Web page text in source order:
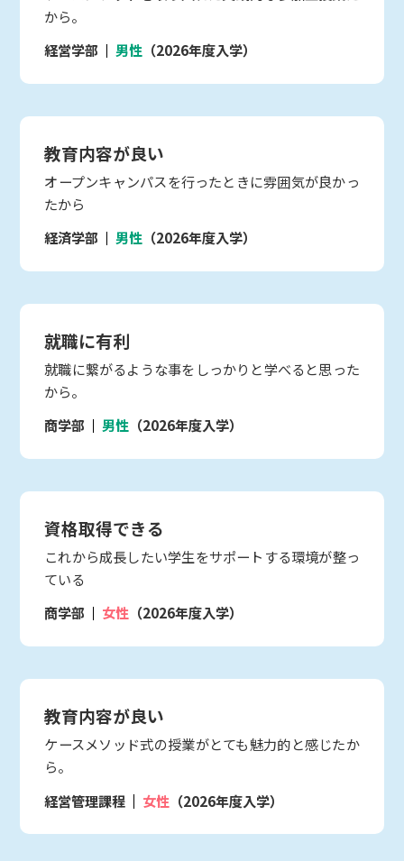
から。
経営学部
男性 （2026年度入学）
教育内容が良い
オープンキャンパスを行ったときに雰囲気が良かっ
たから
経済学部
男性 （2026年度入学）
就職に有利
就職に繋がるような事をしっかりと学べると思った
から。
商学部
男性 （2026年度入学）
資格取得できる
これから成長したい学生をサポートする環境が整っ
ている
商学部
女性 （2026年度入学）
教育内容が良い
ケースメソッド式の授業がとても魅力的と感じたか
ら。
経営管理課程
女性 （2026年度入学）